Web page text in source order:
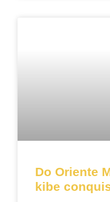
Do Oriente
kibe